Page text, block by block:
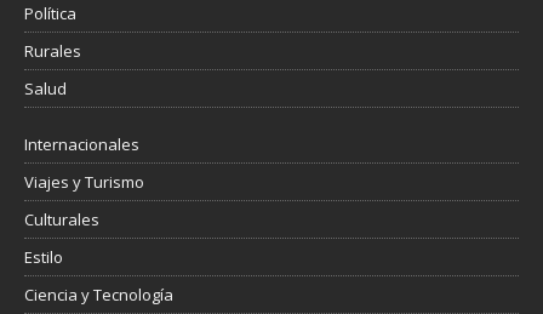
Política
Rurales
Salud
Internacionales
Viajes y Turismo
Culturales
Estilo
Ciencia y Tecnología